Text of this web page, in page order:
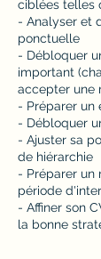
ciblées telles
- Analyser et
ponctuelle
- Débloquer
important
accepter une
- Préparer un
- Débloquer
- Ajuster sa
de hiérarchie
- Préparer un
période
- Affiner son
la bonne